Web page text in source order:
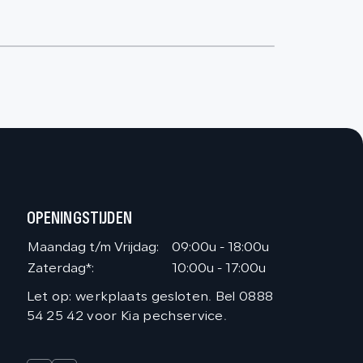
OPENINGSTIJDEN
Maandag t/m Vrijdag:
09:00u - 18:00u
Zaterdag*:
10:00u - 17:00u
Let op: werkplaats gesloten. Bel 0888
54 25 42 voor Kia pechservice.